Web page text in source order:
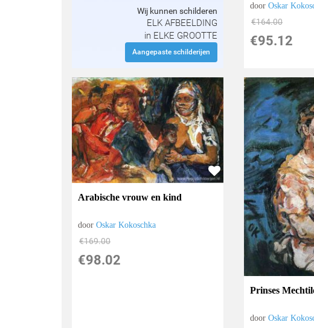
Wij kunnen schilderen
ELK AFBEELDING
in ELKE GROOTTE
Aangepaste schilderijen
doorOskar
€164.00
€95.12
Arabische vrouw en kind
doorOskar Kokoschka
€169.00
€98.02
Prinses
doorOskar